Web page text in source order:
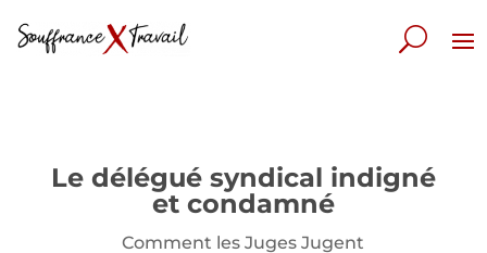
Le délégué syndical indigné
et condamné
Comment les Juges Jugent